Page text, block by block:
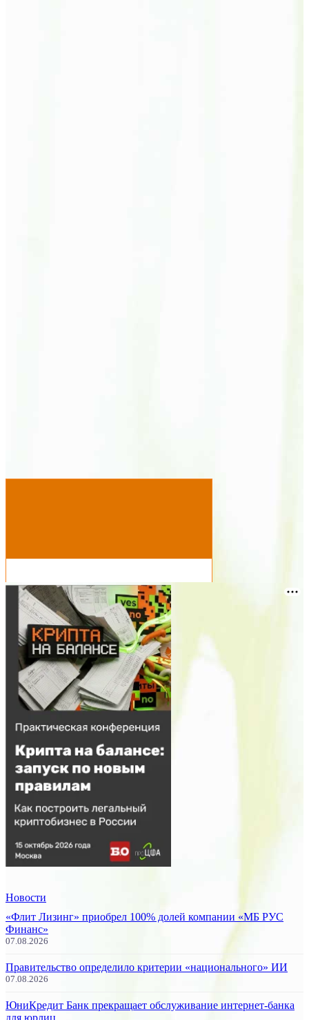
Новости
«Флит Лизинг» приобрел 100% долей компании «МБ РУС
Финанс»
07.08.2026
Правительство определило критерии «национального» ИИ
07.08.2026
ЮниКредит Банк прекращает обслуживание интернет-банка